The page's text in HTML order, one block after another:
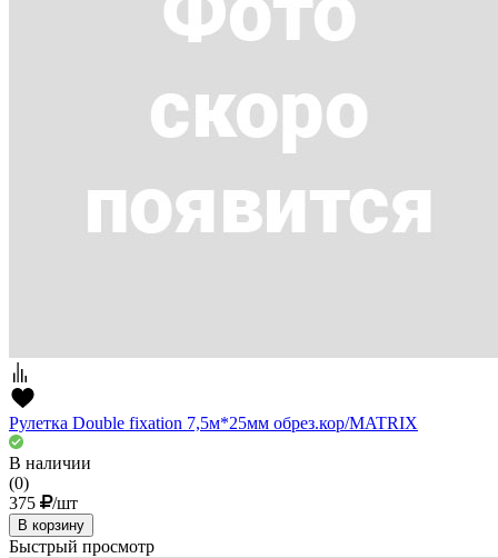
Рулетка Double fixation 7,5м*25мм обрез.кор/MATRIX
В наличии
(0)
375
/шт
В корзину
Быстрый просмотр